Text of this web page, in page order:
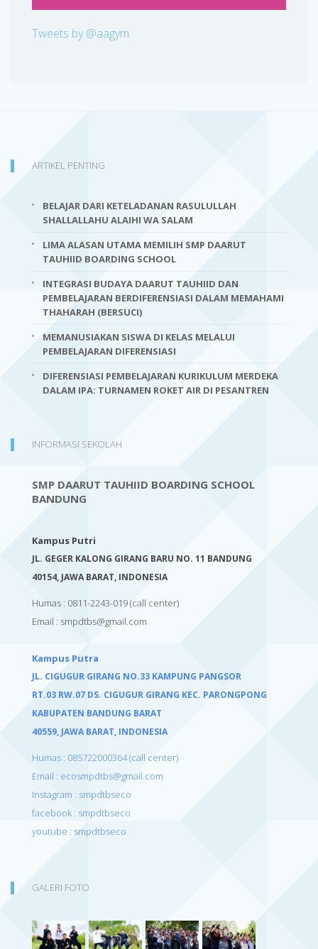
Tweets by @aagym
ARTIKEL PENTING
BELAJAR DARI KETELADANAN RASULULLAH
SHALLALLAHU ALAIHI WA SALAM
LIMA ALASAN UTAMA MEMILIH SMP DAARUT
TAUHIID BOARDING SCHOOL
INTEGRASI BUDAYA DAARUT TAUHIID DAN
PEMBELAJARAN BERDIFERENSIASI DALAM MEMAHAMI
THAHARAH (BERSUCI)
MEMANUSIAKAN SISWA DI KELAS MELALUI
PEMBELAJARAN DIFERENSIASI
DIFERENSIASI PEMBELAJARAN KURIKULUM MERDEKA
DALAM IPA: TURNAMEN ROKET AIR DI PESANTREN
INFORMASI SEKOLAH
SMP DAARUT TAUHIID BOARDING SCHOOL
BANDUNG
Kampus Putri
JL. GEGER KALONG GIRANG BARU NO. 11 BANDUNG
40154, JAWA BARAT, INDONESIA
Humas : 0811-2243-019(call center)
Email : smpdtbs@gmail.com
Kampus Putra
JL. CIGUGUR GIRANG NO.33 KAMPUNG PANGSOR
RT.03 RW.07 DS. CIGUGUR GIRANG KEC. PARONGPONG
KABUPATEN BANDUNG BARAT
40559, JAWA BARAT, INDONESIA
Humas : 085722000364 (call center)
Email : ecosmpdtbs@gmail.com
Instagram : smpdtbseco
facebook : smpdtbseco
youtube : smpdtbseco
GALERI FOTO